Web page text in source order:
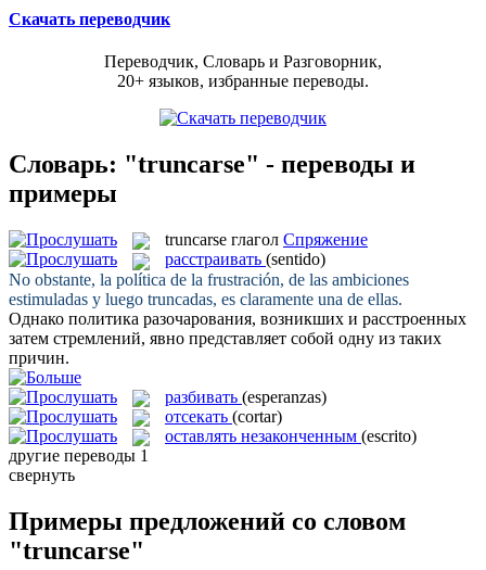
Скачать переводчик
Переводчик, Словарь и Разговорник,
20+ языков, избранные переводы.
Словарь: "truncarse" - переводы и
примеры
truncarse глагол Спряжение
расстраивать (sentido)
No obstante, la política de la frustración, de las ambiciones
estimuladas y luego truncadas, es claramente una de ellas.
Однако политика разочарования, возникших и расстроенных
затем стремлений, явно представляет собой одну из таких
причин.
разбивать (esperanzas)
отсекать (cortar)
оставлять незаконченным (escrito)
другие переводы 1
свернуть
Примеры предложений со словом
"truncarse"